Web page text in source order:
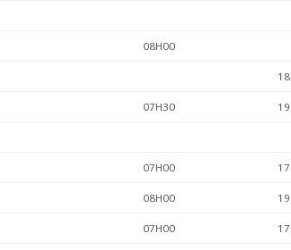
08H00
07H30
07H00
08H00
07H00